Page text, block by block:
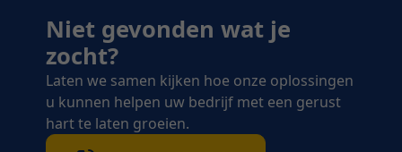
Niet gevonden wat je
zocht?
Laten we samen kijken hoe onze oplossingen
u kunnen helpen uw bedrijf met een gerust
hart te laten groeien.